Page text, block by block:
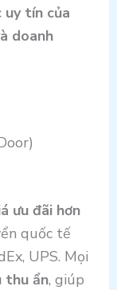
uy tín của
doanh
ưu đãi hơn
quốc tế
UPS. Mọi
thu ẩn, giúp